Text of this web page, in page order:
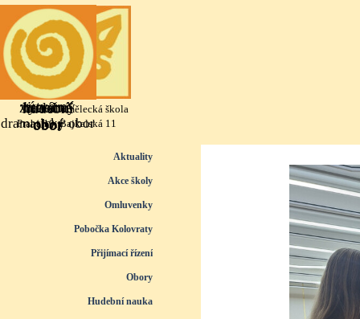
Přejít na obsah
výtvarný
taneční
literárně
hudební
Základní umělecká škola
Praha 10, Bajkalská 11
obor
obor
dramatický obor
obor
Přeskočit menu
Aktuality
Akce školy
Omluvenky
Pobočka Kolovraty
Přijímací řízení
Obory
Hudební nauka